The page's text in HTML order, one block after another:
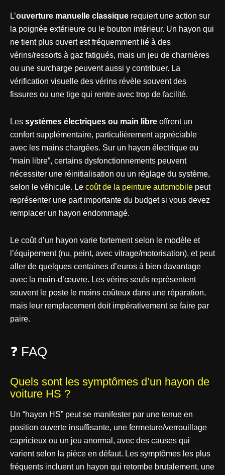
L’ouverture manuelle classique requiert une action sur
la poignée extérieure ou le bouton intérieur. Un hayon qui
ne tient plus ouvert est fréquemment lié à des
vérins/ressorts à gaz fatigués, mais un jeu de charnières
ou une surcharge peuvent aussi y contribuer. La
vérification visuelle des vérins révèle souvent des
fissures ou une tige qui rentre avec trop de facilité.
Les systèmes électriques ou main libre offrent un
confort supplémentaire, particulièrement appréciable
avec les mains chargées. Sur un hayon électrique ou
“main libre”, certains dysfonctionnements peuvent
nécessiter une réinitialisation ou un réglage du système,
selon le véhicule. Le coût de la peinture automobile peut
représenter une part importante du budget si vous devez
remplacer un hayon endommagé.
Le coût d’un hayon varie fortement selon le modèle et
l’équipement (nu, peint, avec vitrage/motorisation), et peut
aller de quelques centaines d’euros à bien davantage
avec la main-d’œuvre. Les vérins seuls représentent
souvent le poste le moins coûteux dans une réparation,
mais leur remplacement doit impérativement se faire par
paire.
❓ FAQ
Quels sont les symptômes d’un hayon de
voiture HS ?
Un “hayon HS” peut se manifester par une tenue en
position ouverte insuffisante, une fermeture/verrouillage
capricieux ou un jeu anormal, avec des causes qui
varient selon la pièce en défaut. Les symptômes les plus
fréquents incluent un hayon qui retombe brutalement, une